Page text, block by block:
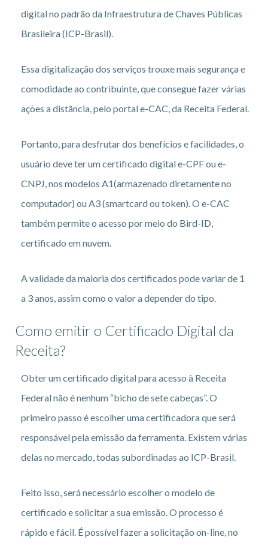
digital no padrão da Infraestrutura de Chaves Públicas
Brasileira (ICP-Brasil).
Essa digitalização dos serviços trouxe mais segurança e
comodidade ao contribuinte, que consegue fazer várias
ações a distância, pelo portal e-CAC, da Receita Federal.
Portanto, para desfrutar dos benefícios e facilidades, o
usuário deve ter um certificado digital e-CPF ou e-
CNPJ, nos modelos A1(armazenado diretamente no
computador) ou A3 (smartcard ou token). O e-CAC
também permite o acesso por meio do Bird-ID,
certificado em nuvem.
A validade da maioria dos certificados pode variar de 1
a 3 anos, assim como o valor a depender do tipo.
Como emitir o Certificado Digital da
Receita?
Obter um certificado digital para acesso à Receita
Federal não é nenhum “bicho de sete cabeças”. O
primeiro passo é escolher uma certificadora que será
responsável pela emissão da ferramenta. Existem várias
delas no mercado, todas subordinadas ao ICP-Brasil.
Feito isso, será necessário escolher o modelo de
certificado e solicitar a sua emissão. O processo é
rápido e fácil. É possível fazer a solicitação on-line, no